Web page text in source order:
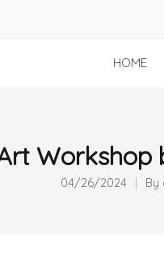
HOME
Workshop
04/26/2024 By